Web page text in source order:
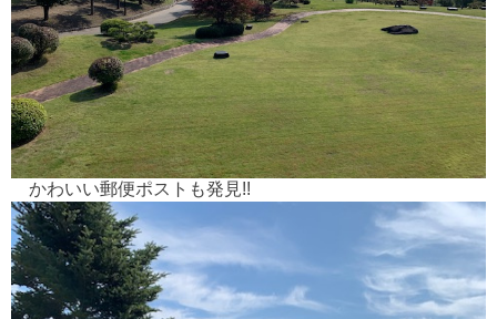
かわいい郵便ポストも発見!!